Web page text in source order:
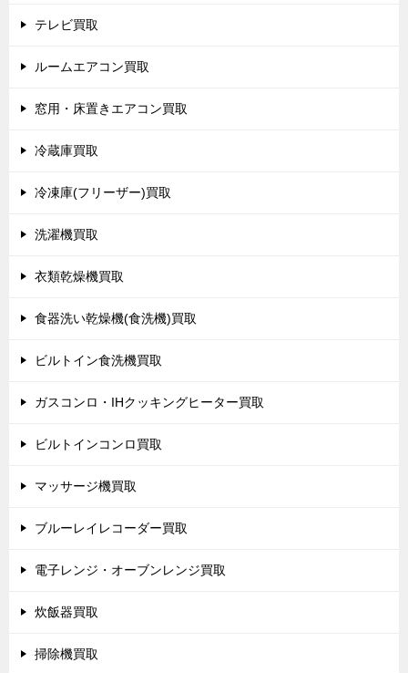
テレビ買取
ルームエアコン買取
窓用・床置きエアコン買取
冷蔵庫買取
冷凍庫(フリーザー)買取
洗濯機買取
衣類乾燥機買取
食器洗い乾燥機(食洗機)買取
ビルトイン食洗機買取
ガスコンロ・IHクッキングヒーター買取
ビルトインコンロ買取
マッサージ機買取
ブルーレイレコーダー買取
電子レンジ・オーブンレンジ買取
炊飯器買取
掃除機買取